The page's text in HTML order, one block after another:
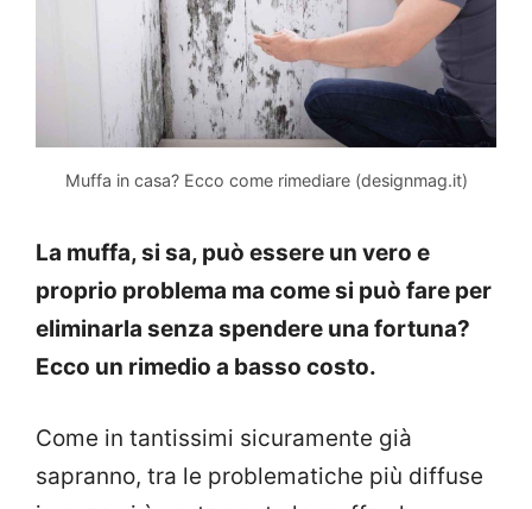
Muffa in casa? Ecco come rimediare (designmag.it)
La muffa, si sa, può essere un vero e
proprio problema ma come si può fare per
eliminarla senza spendere una fortuna?
Ecco un rimedio a basso costo.
Come in tantissimi sicuramente già
sapranno, tra le problematiche più diffuse